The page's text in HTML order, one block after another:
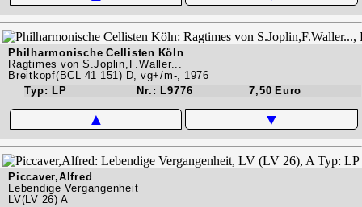
Philharmonische Cellisten Köln
Ragtimes von S.Joplin,F.Waller...
Breitkopf(BCL 41 151) D, vg+/m-, 1976
Typ: LP
Nr.: L9776 7,50 Euro
▲ ▼
Piccaver,Alfred
Lebendige Vergangenheit
LV(LV 26) A